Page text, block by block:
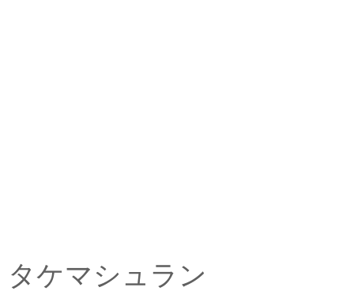
タケマシュラン